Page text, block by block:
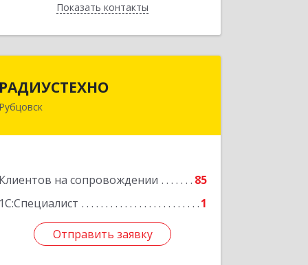
Показать контакты
Назад
РАДИУСТЕХНО
Рубцовск
Клиентов на сопровождении
85
1С:Специалист
1
Отправить заявку
658225, Алтайский край, Рубцовск г,
Отправить заявку